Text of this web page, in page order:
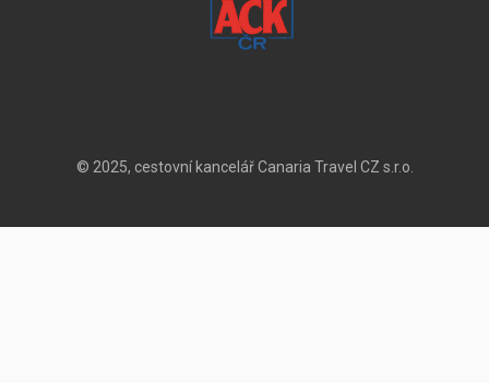
© 2025, cestovní kancelář Canaria Travel CZ s.r.o.